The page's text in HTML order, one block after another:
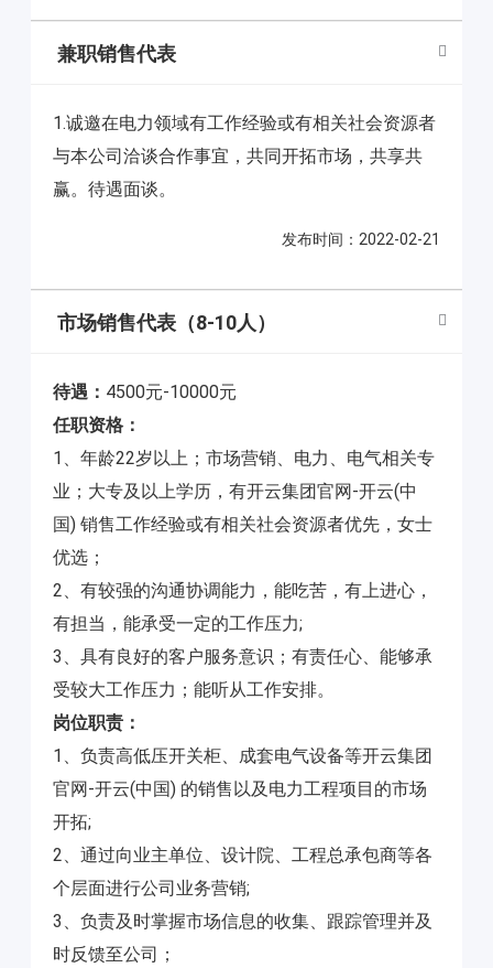
兼职销售代表
1.诚邀在电力领域有工作经验或有相关社会资源者
与本公司洽谈合作事宜，共同开拓市场，共享共
赢。待遇面谈。
发布时间：2022-02-21
市场销售代表（8-10人）
待遇： 4500元-10000元
任职资格：
1、年龄22岁以上；市场营销、电力、电气相关专
业；大专及以上学历，有开云集团官网-开云(中
国) 销售工作经验或有相关社会资源者优先，女士
优选；
2、有较强的沟通协调能力，能吃苦，有上进心，
有担当，能承受一定的工作压力;
3、具有良好的客户服务意识；有责任心、能够承
受较大工作压力；能听从工作安排。
岗位职责：
1、负责高低压开关柜、成套电气设备等开云集团
官网-开云(中国) 的销售以及电力工程项目的市场
开拓;
2、通过向业主单位、设计院、工程总承包商等各
个层面进行公司业务营销;
3、负责及时掌握市场信息的收集、跟踪管理并及
时反馈至公司；